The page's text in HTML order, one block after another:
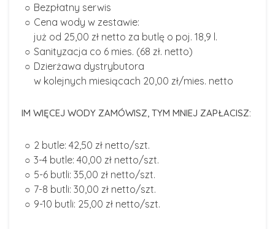
Bezpłatny serwis
Cena wody w zestawie:
już od 25,00 zł netto za butlę o poj. 18,9 l.
Sanityzacja co 6 mies. (68 zł. netto)
Dzierżawa dystrybutora
w kolejnych miesiącach 20,00 zł/mies. netto
IM WIĘCEJ WODY ZAMÓWISZ, TYM MNIEJ ZAPŁACISZ:
2 butle: 42,50 zł netto/szt.
3-4 butle: 40,00 zł netto/szt.
5-6 butli: 35,00 zł netto/szt.
7-8 butli: 30,00 zł netto/szt.
9-10 butli: 25,00 zł netto/szt.